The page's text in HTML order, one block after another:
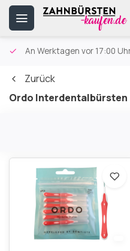
An Werktagen vor 17:00
Zurück
Ordo Interdentalbürsten